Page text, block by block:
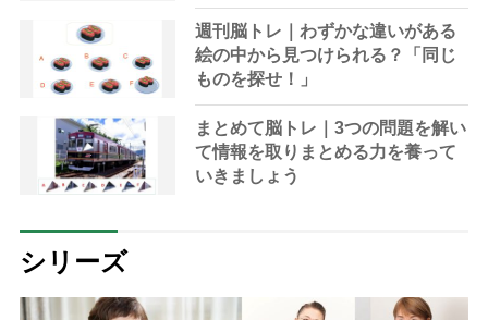
週刊脳トレ｜わずかな違いがある
絵の中から見つけられる？「同じ
ものを探せ！」
まとめて脳トレ｜3つの問題を解い
て情報を取りまとめる力を養って
いきましょう
シリーズ